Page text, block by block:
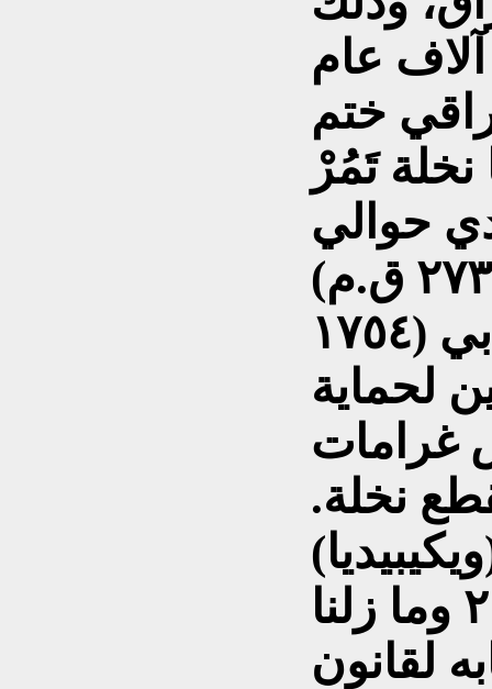
ختم
تَمُرْ
حوالي
وتحتوي مسلة حمورابي (١٧٥٤
لحماية
غرامات
نخلة.
ونحن الآن في عام ٢٠٢٦ وما زلنا
لقانون